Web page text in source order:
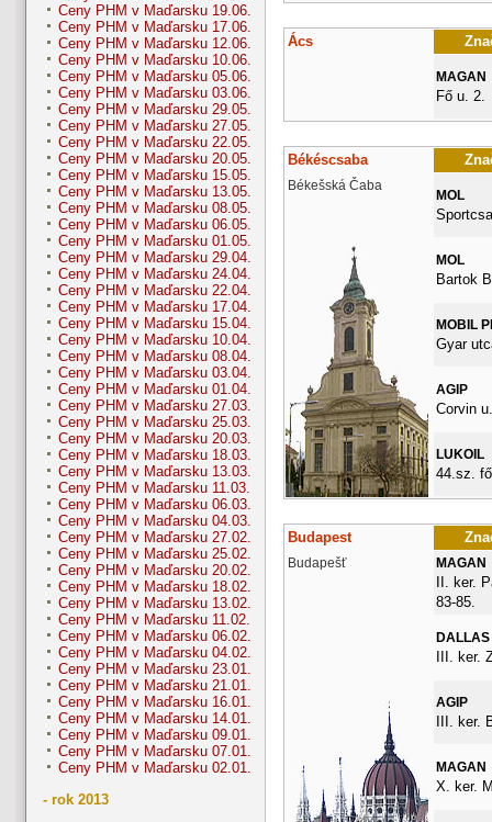
Ceny PHM v Maďarsku 19.06.
Ceny PHM v Maďarsku 17.06.
Ceny PHM v Maďarsku 12.06.
Ceny PHM v Maďarsku 10.06.
Ceny PHM v Maďarsku 05.06.
Ceny PHM v Maďarsku 03.06.
Ceny PHM v Maďarsku 29.05.
Ceny PHM v Maďarsku 27.05.
Ceny PHM v Maďarsku 22.05.
Ceny PHM v Maďarsku 20.05.
Ceny PHM v Maďarsku 15.05.
Ceny PHM v Maďarsku 13.05.
Ceny PHM v Maďarsku 08.05.
Ceny PHM v Maďarsku 06.05.
Ceny PHM v Maďarsku 01.05.
Ceny PHM v Maďarsku 29.04.
Ceny PHM v Maďarsku 24.04.
Ceny PHM v Maďarsku 22.04.
Ceny PHM v Maďarsku 17.04.
Ceny PHM v Maďarsku 15.04.
Ceny PHM v Maďarsku 10.04.
Ceny PHM v Maďarsku 08.04.
Ceny PHM v Maďarsku 03.04.
Ceny PHM v Maďarsku 01.04.
Ceny PHM v Maďarsku 27.03.
Ceny PHM v Maďarsku 25.03.
Ceny PHM v Maďarsku 20.03.
Ceny PHM v Maďarsku 18.03.
Ceny PHM v Maďarsku 13.03.
Ceny PHM v Maďarsku 11.03.
Ceny PHM v Maďarsku 06.03.
Ceny PHM v Maďarsku 04.03.
Ceny PHM v Maďarsku 27.02.
Ceny PHM v Maďarsku 25.02.
Ceny PHM v Maďarsku 20.02.
Ceny PHM v Maďarsku 18.02.
Ceny PHM v Maďarsku 13.02.
Ceny PHM v Maďarsku 11.02.
Ceny PHM v Maďarsku 06.02.
Ceny PHM v Maďarsku 04.02.
Ceny PHM v Maďarsku 23.01.
Ceny PHM v Maďarsku 21.01.
Ceny PHM v Maďarsku 16.01.
Ceny PHM v Maďarsku 14.01.
Ceny PHM v Maďarsku 09.01.
Ceny PHM v Maďarsku 07.01.
Ceny PHM v Maďarsku 02.01.
- rok 2013
Ács
MAGAN
Fő u. 2.
Békéscsaba
Békešská Čaba
MOL
MOL
Bartok
MOBIL
Gyar
AGIP
Corvin
LUKOIL
44.sz.
Budapest
Budapešť MAGAN
II. ker.
83-85.
DALLAS
III. ker.
AGIP
III. ker.
MAGAN
X. ker.